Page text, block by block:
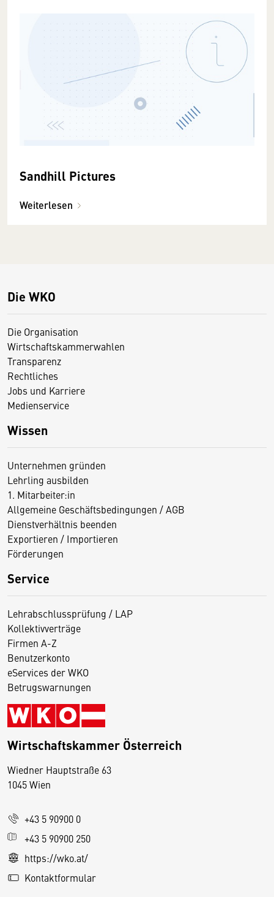
Sandhill Pictures
Weiterlesen
Die WKO
Die Organisation
Wirtschaftskammerwahlen
Transparenz
Rechtliches
Jobs und Karriere
Medienservice
Wissen
Unternehmen gründen
Lehrling ausbilden
1. Mitarbeiter:in
Allgemeine Geschäftsbedingungen / AGB
Dienstverhältnis beenden
Exportieren / Importieren
Förderungen
Service
Lehrabschlussprüfung / LAP
Kollektivverträge
Firmen A-Z
Benutzerkonto
eServices der WKO
Betrugswarnungen
Wirtschaftskammer Österreich
Wiedner Hauptstraße 63
1045 Wien
+43 5 90900 0
+43 5 90900 250
https://wko.at/
Kontaktformular
D
s
e
S
e